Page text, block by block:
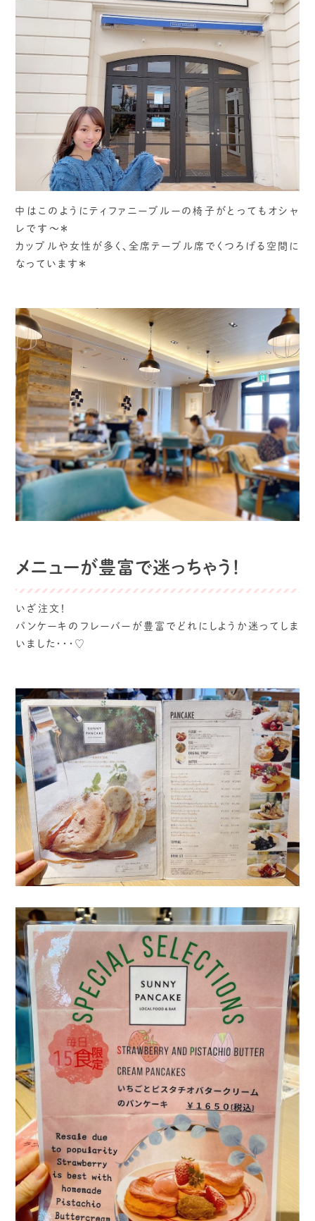
中はこのようにティファニーブルーの椅子がとってもオシャ
レです〜＊
カップルや女性が多く、全席テーブル席でくつろげる空間に
なっています＊
メニューが豊富で迷っちゃう！
いざ注文！
パンケーキのフレーバーが豊富でどれにしようか迷ってしま
いました・・・♡